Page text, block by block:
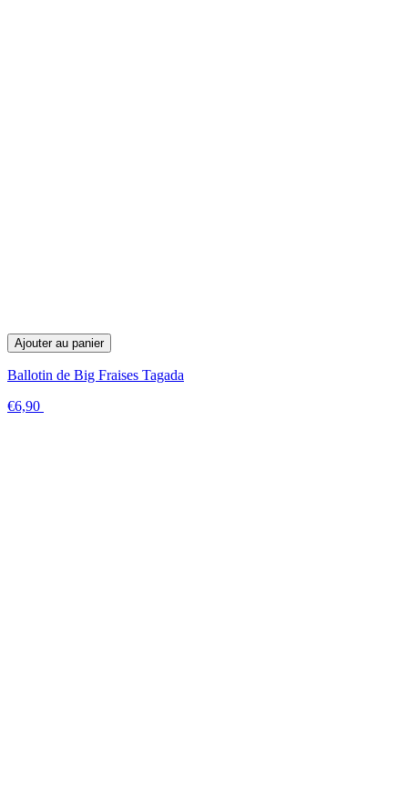
Ajouter au panier
Ballotin de Big Fraises Tagada
€6,90